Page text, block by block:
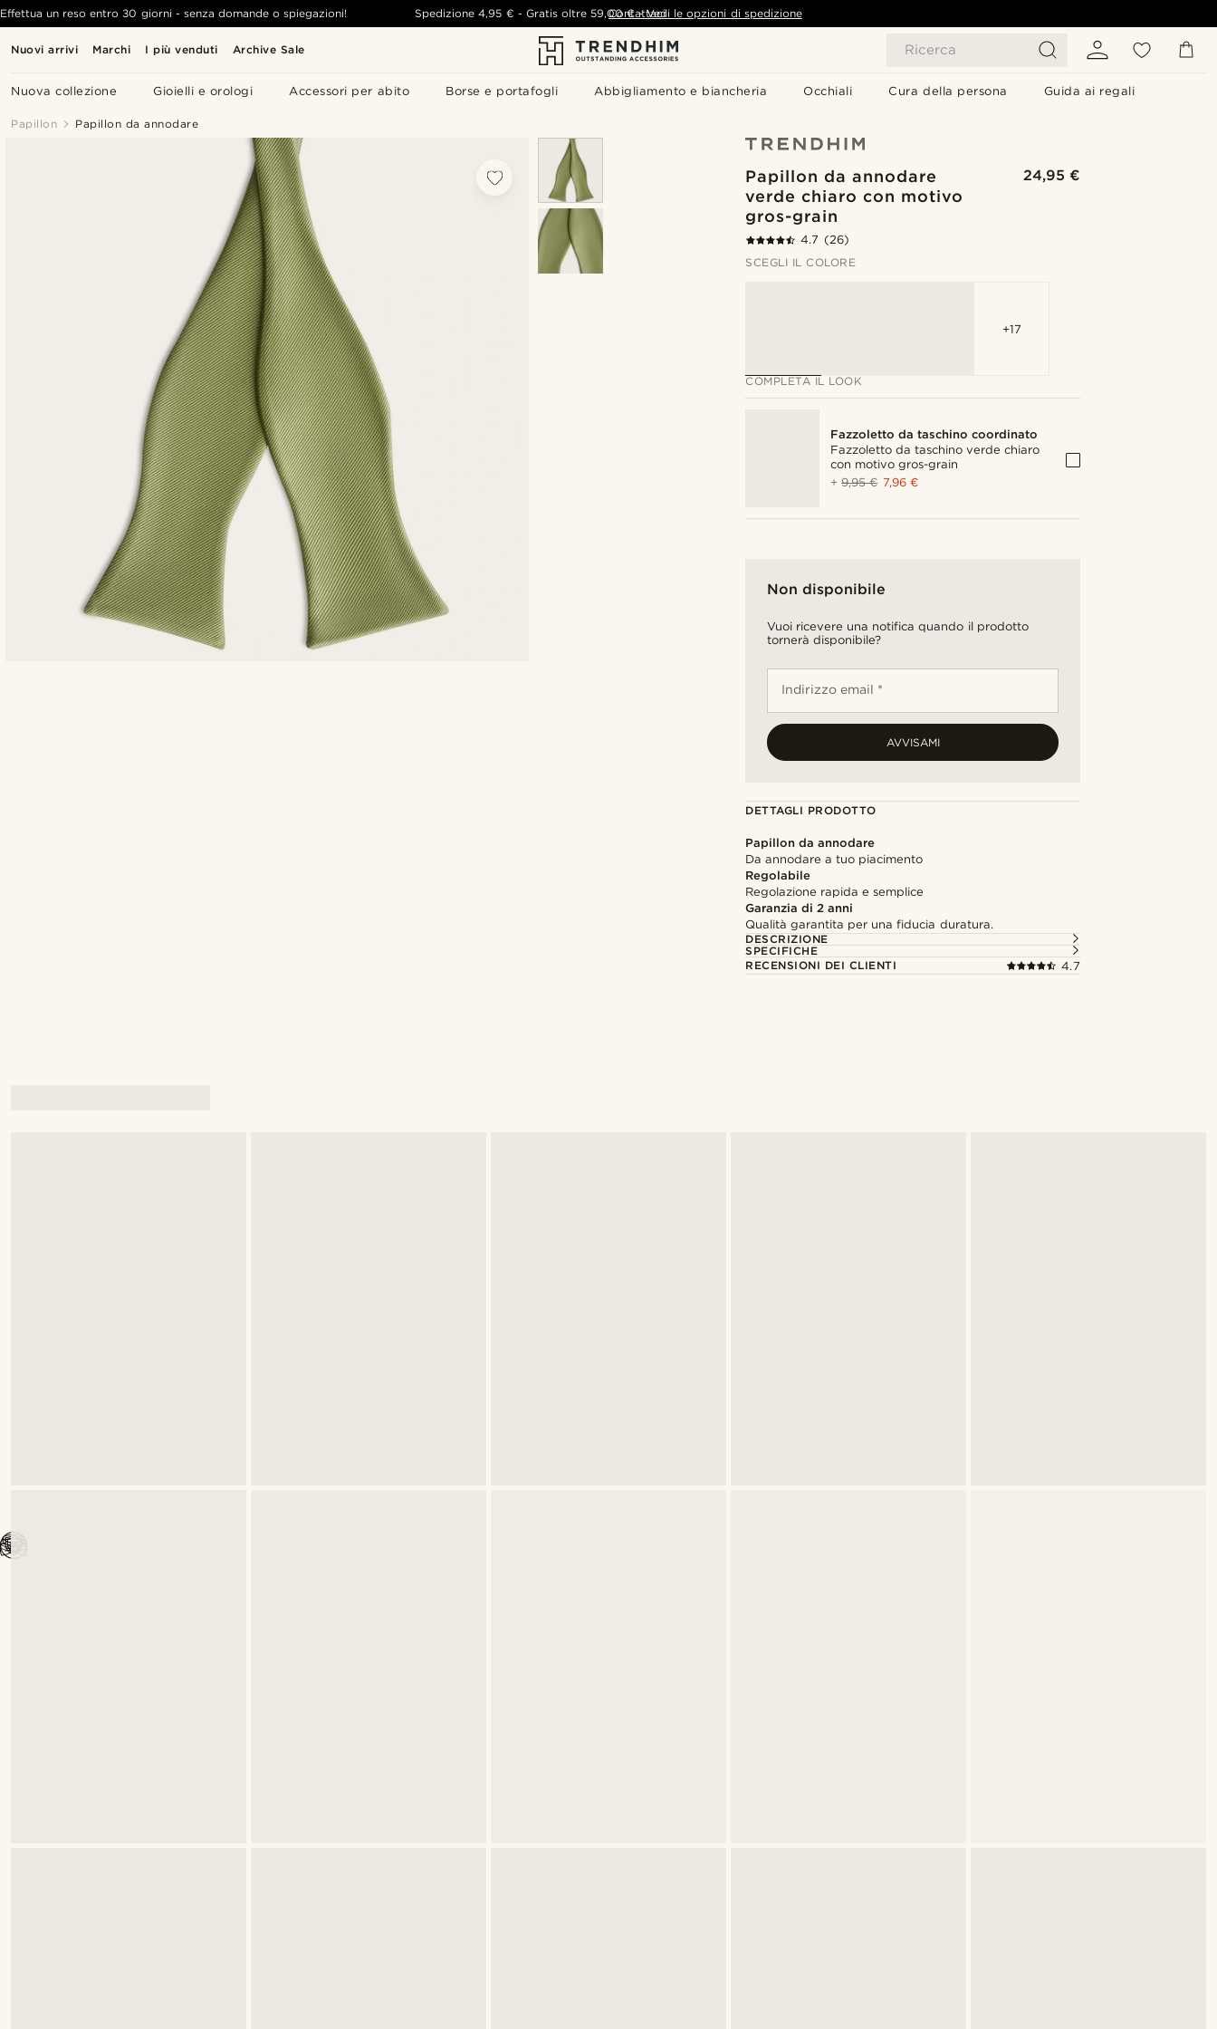
Nuovi arrivi Marchi I più venduti Archive Sale Ricerca
Nuova collezione Gioielli e orologi Accessori per abito Borse e portafogli Abbigliamento e biancheria Occhiali Cura della persona Guida ai regali
Effettua un reso entro 30 giorni - senza domande o spiegazioni! Spedizione 4,95 € - Gratis oltre 59,00 € - Vedi le opzioni di spedizione
Contattaci
Papillon Papillon da annodare
Papillon da annodare
verde chiaro con motivo
gros-grain
24,95 €
4.7 (26)
SCEGLI IL COLORE
+17
COMPLETA IL LOOK
Fazzoletto da taschino coordinato
Fazzoletto da taschino verde chiaro
con motivo gros-grain
+9,95 € 7,96 €
Non disponibile
Vuoi ricevere una notifica quando il prodotto
tornerà disponibile?
Indirizzo email *
AVVISAMI
DETTAGLI PRODOTTO
Papillon da annodare
Da annodare a tuo piacimento
Regolabile
Regolazione rapida e semplice
Garanzia di 2 anni
Qualità garantita per una fiducia duratura.
DESCRIZIONE
SPECIFICHE
RECENSIONI DEI CLIENTI
4.7